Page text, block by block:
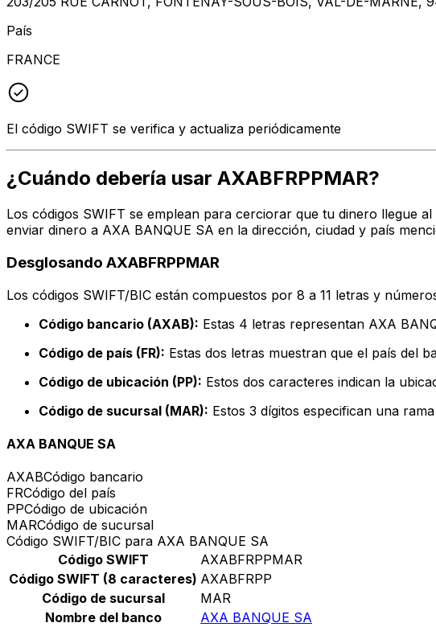
País
FRANCE
El código SWIFT se verifica y actualiza periódicamente
¿Cuándo debería usar AXABFRPPMAR?
Los códigos SWIFT se emplean para cerciorar que tu dinero llegue
enviar dinero a AXA BANQUE SA en la dirección, ciudad y país
Desglosando AXABFRPPMAR
Los códigos SWIFT/BIC están compuestos por 8 a 11 letras y
Código bancario (AXAB): Estas 4 letras representan AXA
Código de país (FR): Estas dos letras muestran que el país del
Código de ubicación (PP): Estos dos caracteres indican la
Código de sucursal (MAR): Estos 3 dígitos especifican una
AXA BANQUE SA
AXABCódigo bancario
FRCódigo del país
PPCódigo de ubicación
MARCódigo de sucursal
Código SWIFT/BIC para AXA BANQUE SA
Código SWIFT
AXABFRPPMAR
Código SWIFT (8 caracteres) AXABFRPP
Código de sucursal
MAR
Nombre del banco
AXA BANQUE SA